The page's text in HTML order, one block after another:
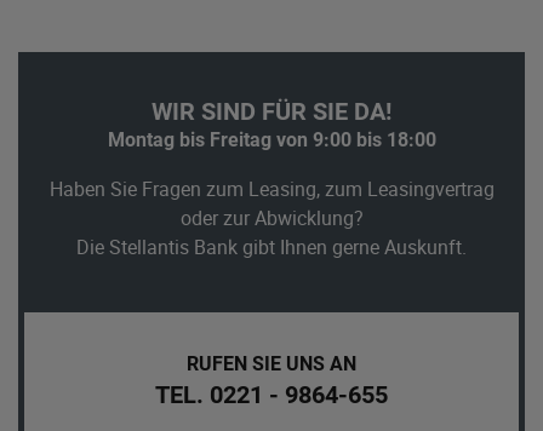
WIR SIND FÜR SIE DA!
Montag bis Freitag von 9:00 bis 18:00
Haben Sie Fragen zum Leasing, zum Leasingvertrag
oder zur Abwicklung?
Die Stellantis Bank gibt Ihnen gerne Auskunft.
RUFEN SIE UNS AN
TEL. 0221 - 9864-655